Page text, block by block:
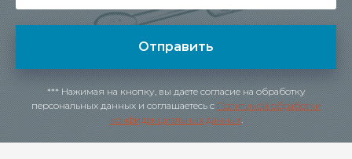
Отправить
*** Нажимая на кнопку, вы даете согласие на обработку
персональных данных и соглашаетесь c Политикой обработки
конфиденциальных данных.